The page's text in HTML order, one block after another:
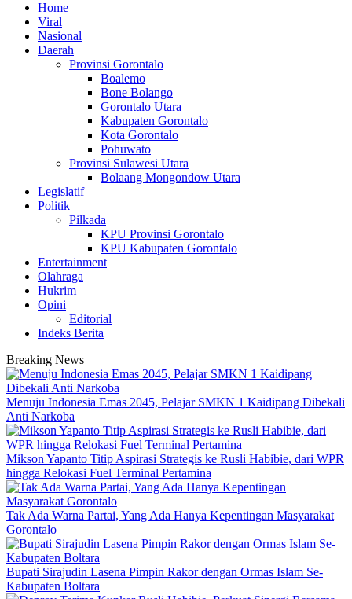
Home
Viral
Nasional
Daerah
Provinsi Gorontalo
Boalemo
Bone Bolango
Gorontalo Utara
Kabupaten Gorontalo
Kota Gorontalo
Pohuwato
Provinsi Sulawesi Utara
Bolaang Mongondow Utara
Legislatif
Politik
Pilkada
KPU Provinsi Gorontalo
KPU Kabupaten Gorontalo
Entertainment
Olahraga
Hukrim
Opini
Editorial
Indeks Berita
Breaking News
Menuju Indonesia Emas 2045, Pelajar SMKN 1 Kaidipang Dibekali
Anti Narkoba
Mikson Yapanto Titip Aspirasi Strategis ke Rusli Habibie, dari WPR
hingga Relokasi Fuel Terminal Pertamina
Tak Ada Warna Partai, Yang Ada Hanya Kepentingan Masyarakat
Gorontalo
Bupati Sirajudin Lasena Pimpin Rakor dengan Ormas Islam Se-
Kabupaten Boltara